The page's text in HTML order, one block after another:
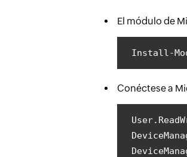
El módulo de
Install-
Conéctese a